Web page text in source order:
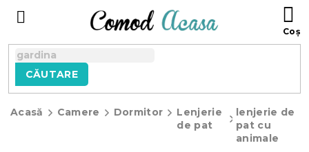
CĂUTARE
Acasă Camere Dormitor
Lenjerie
de pat
lenjerie de
pat cu
animale